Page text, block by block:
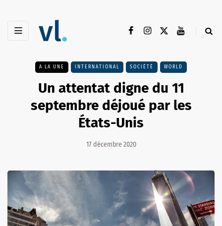
A LA UNE INTERNATIONAL SOCIÉTÉ WORLD
Un attentat digne du 11
septembre déjoué par les
États-Unis
17 décembre 2020